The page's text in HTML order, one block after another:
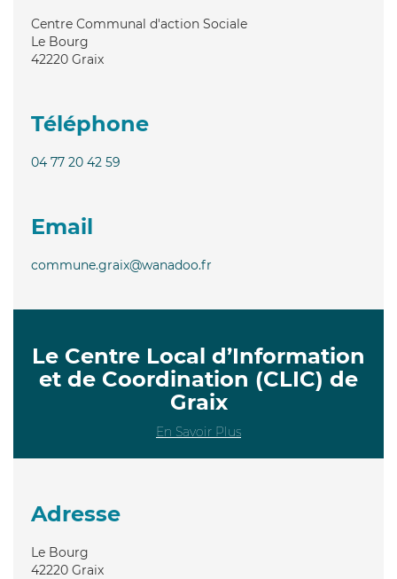
Centre Communal d'action Sociale
Le Bourg
42220 Graix
Téléphone
04 77 20 42 59
Email
commune.graix@wanadoo.fr
Le Centre Local d’Information
et de Coordination (CLIC) de
Graix
En Savoir Plus
Adresse
Le Bourg
42220 Graix